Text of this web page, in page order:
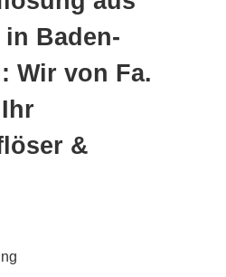
Baden-
Wir von Fa.
&